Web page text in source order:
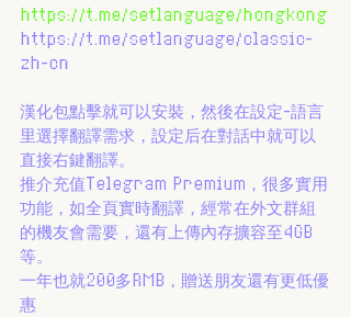
https://t.me/setlanguage/hongkong
https://t.me/setlanguage/classic-
zh-cn
漢化包點擊就可以安裝，然後在設定-語言
里選擇翻譯需求，設定后在對話中就可以
直接右鍵翻譯。
推介充值Telegram Premium，很多實用
功能，如全頁實時翻譯，經常在外文群組
的機友會需要，還有上傳內存擴容至4GB
等。
一年也就200多RMB，贈送朋友還有更低優
惠